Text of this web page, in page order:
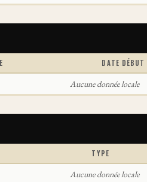
DATE DÉBUT
Aucune donnée locale
TYPE
Aucune donnée locale